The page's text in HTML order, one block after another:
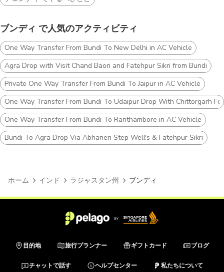
ブンディ で人気のアクティビティ
One Way Transfer From Bundi To New Delhi in AC Vehicle
Agra Drop with Visit Chand Baori and Fatehpur Sikri from Bundi
Private One Way Transfer From Bundi To Jaipur in AC Vehicle
One Way Transfer From Bundi To Udaipur Drop With Chittorgarh
One Way Transfer From Bundi To Ranthambore in AC Vehicle
Bundi To Agra Drop Via Abhaneri Step Well's & Fatehpur Sikri
ホーム インド ラジャスタン州 ブンディ
目的地 旅行プランナー ギフトカード ブログ
チャットで話す ヘルプセンター 私たちについて